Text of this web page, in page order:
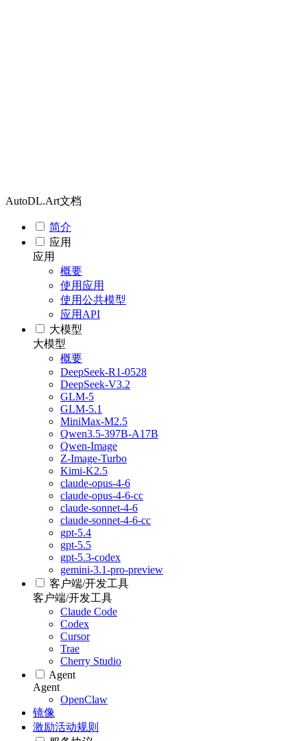
AutoDL.Art文档
简介
应用
应用
概要
使用应用
使用公共模型
应用API
大模型
大模型
概要
DeepSeek-R1-0528
DeepSeek-V3.2
GLM-5
GLM-5.1
MiniMax-M2.5
Qwen3.5-397B-A17B
Qwen-Image
Z-Image-Turbo
Kimi-K2.5
claude-opus-4-6
claude-opus-4-6-cc
claude-sonnet-4-6
claude-sonnet-4-6-cc
gpt-5.4
gpt-5.5
gpt-5.3-codex
gemini-3.1-pro-preview
客户端/开发工具
客户端/开发工具
Claude Code
Codex
Cursor
Trae
Cherry Studio
Agent
Agent
OpenClaw
镜像
激励活动规则